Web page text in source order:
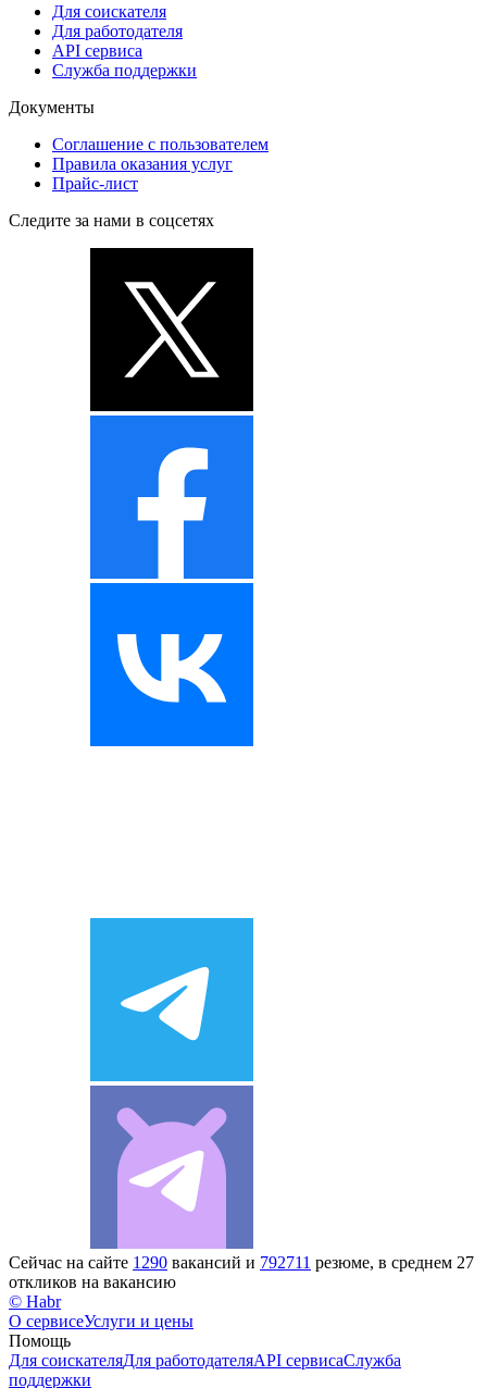
Для соискателя
Для работодателя
API сервиса
Служба поддержки
Документы
Соглашение с пользователем
Правила оказания услуг
Прайс-лист
Следите за нами в соцсетях
Сейчас на сайте 1290 вакансий и 792711 резюме, в среднем 27
откликов на вакансию
© Habr
О сервисеУслуги и цены
Помощь
Для соискателяДля работодателяAPI сервисаСлужба
поддержки